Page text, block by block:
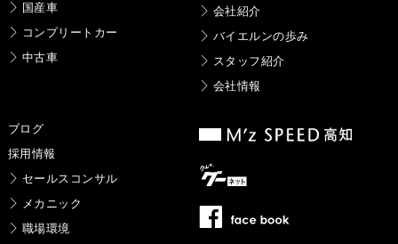
国産車
コンプリートカー
中古車
会社紹介
バイエルンの歩み
スタッフ紹介
会社情報
ブログ
採用情報
セールスコンサル
メカニック
職場環境